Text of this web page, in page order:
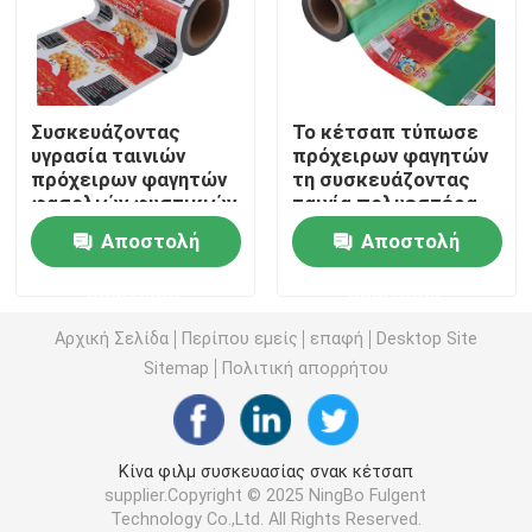
Ταινία συσκευασίας High Barrier
Πλαστικοποιημένο φιλμ σε ρολό
Τυπωμένη μεμβράνη συσκευασίας
Ταινία συσκευασίας κατεψυγμένων τροφίμων
Πλαστική ταινία συσκευασίας τροφίμων
Ταινία συσκευασίας κατοικίδιων ζώων
Συσκευάζοντας
υγρασία ταινιών
πρόχειρων φαγητών
φασολιών φυστικιών
- εύκαμπτη
εκτύπωση βαθμού
τροφίμων
Αποστολή
Το κέτσαπ τύπωσε
πρόχειρων φαγητών
τη συσκευάζοντας
ταινία πολυεστέρα
ταινιών υψηλή
επιμεταλλωμένη
εμπόδιο
Αποστολή
Αρχική Σελίδα Περίπου εμείς επαφή
Desktop Site
Sitemap
Πολιτική απορρήτου
Κίνα φιλμ συσκευασίας σνακ κέτσαπ
supplier.Copyright © 2025 NingBo Fulgent
Technology Co.,Ltd. All Rights Reserved.